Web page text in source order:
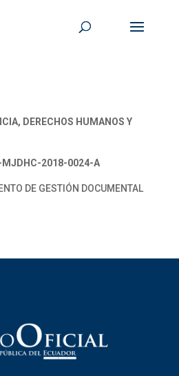
DERECHOS HUMANOS Y
MJDHC-2018-0024-A
DE GESTIÓN DOCUMENTAL